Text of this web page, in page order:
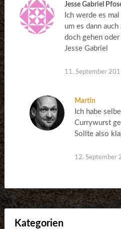
Jesse Gabriel
Ich werde es
um es dann
doch gehen
Jesse Gabriel
11. September
Martin
Ich habe
Currywurst
Sollte also
12. September
Kategorien